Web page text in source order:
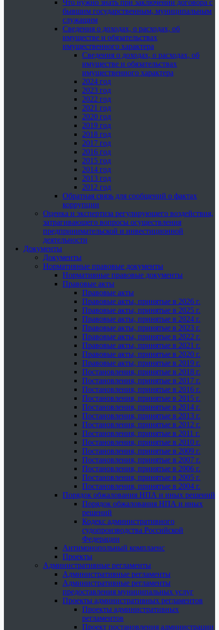
Что нужно знать при заключении договора с
бывшим государственным, муниципальным
служащим
Сведения о доходах, о расходах, об
имуществе и обязательствах
имущественного характера
Сведения о доходах, о расходах, об
имуществе и обязательствах
имущественного характера
2024 год
2023 год
2022 год
2021 год
2020 год
2019 год
2018 год
2017 год
2016 год
2015 год
2014 год
2013 год
2012 год
Обратная связь для сообщений о фактах
коррупции
Оценка и экспертиза регулирующего воздействия,
затрагивающего вопросы осуществления
предпринимательской и инвестиционной
деятельности
Документы
Документы
Нормативные правовые документы
Нормативные правовые документы
Правовые акты
Правовые акты
Правовые акты, принятые в 2026 г.
Правовые акты, принятые в 2025 г.
Правовые акты, принятые в 2024 г.
Правовые акты, принятые в 2023 г.
Правовые акты, принятые в 2022 г.
Правовые акты, принятые в 2021 г.
Правовые акты, принятые в 2020 г.
Правовые акты, принятые в 2019 г.
Постановления, принятые в 2018 г.
Постановления, принятые в 2017 г.
Постановления, принятые в 2016 г.
Постановления, принятые в 2015 г.
Постановления, принятые в 2014 г.
Постановления, принятые в 2013 г.
Постановления, принятые в 2012 г.
Постановления, принятые в 2011 г.
Постановления, принятые в 2010 г.
Постановления, принятые в 2009 г.
Постановления, принятые в 2007 г.
Постановления, принятые в 2006 г.
Постановления, принятые в 2005 г.
Постановления, принятые в 2004 г.
Порядок обжалования НПА и иных решений
Порядок обжалования НПА и иных
решений
Кодекс административного
судопроизводства Российской
Федерации
Антимонопольный комплаенс
Проекты
Административные регламенты
Административные регламенты
Административные регламенты
предоставления муниципальных услуг
Проекты административных регламентов
Проекты административных
регламентов
Проект постановления администрации